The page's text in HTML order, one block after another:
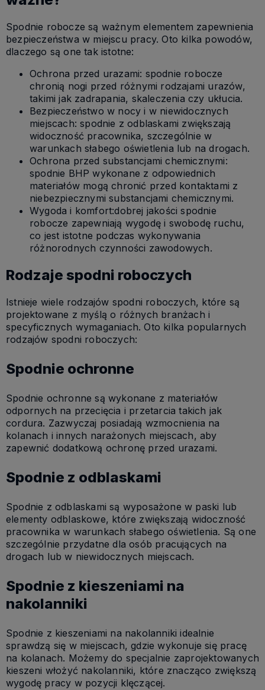
Spodnie robocze są ważnym elementem zapewnienia
bezpieczeństwa w miejscu pracy. Oto kilka powodów,
dlaczego są one tak istotne:
Ochrona przed urazami: spodnie robocze
chronią nogi przed różnymi rodzajami urazów,
takimi jak zadrapania, skaleczenia czy ukłucia.
Bezpieczeństwo w nocy i w niewidocznych
miejscach: spodnie z odblaskami zwiększają
widoczność pracownika, szczególnie w
warunkach słabego oświetlenia lub na drogach.
Ochrona przed substancjami chemicznymi:
spodnie BHP wykonane z odpowiednich
materiałów mogą chronić przed kontaktami z
niebezpiecznymi substancjami chemicznymi.
Wygoda i komfort:dobrej jakości spodnie
robocze zapewniają wygodę i swobodę ruchu,
co jest istotne podczas wykonywania
różnorodnych czynności zawodowych.
Rodzaje spodni roboczych
Istnieje wiele rodzajów spodni roboczych, które są
projektowane z myślą o różnych branżach i
specyficznych wymaganiach. Oto kilka popularnych
rodzajów spodni roboczych:
Spodnie ochronne
Spodnie ochronne są wykonane z materiałów
odpornych na przecięcia i przetarcia takich jak
cordura. Zazwyczaj posiadają wzmocnienia na
kolanach i innych narażonych miejscach, aby
zapewnić dodatkową ochronę przed urazami.
Spodnie z odblaskami
Spodnie z odblaskami są wyposażone w paski lub
elementy odblaskowe, które zwiększają widoczność
pracownika w warunkach słabego oświetlenia. Są one
szczególnie przydatne dla osób pracujących na
drogach lub w niewidocznych miejscach.
Spodnie z kieszeniami na
nakolanniki
Spodnie z kieszeniami na nakolanniki idealnie
sprawdzą się w miejscach, gdzie wykonuje się pracę
na kolanach. Możemy do specjalnie zaprojektowanych
kieszeni włożyć nakolanniki, które znacząco zwiększą
wygodę pracy w pozycji klęczącej.